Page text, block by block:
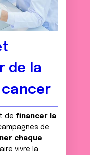
de la
de financer la
de
chaque
vivre la